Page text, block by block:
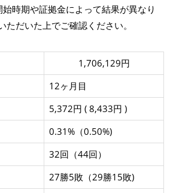
時期や証拠金によって結果が異なり
ただいた上でご確認ください。
1,706,129円
12ヶ月目
5,372円 ( 8,433円 )
0.31%（0.50%)
32回（44回）
27勝5敗（29勝15敗)